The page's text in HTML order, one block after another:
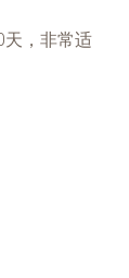
天，非常适